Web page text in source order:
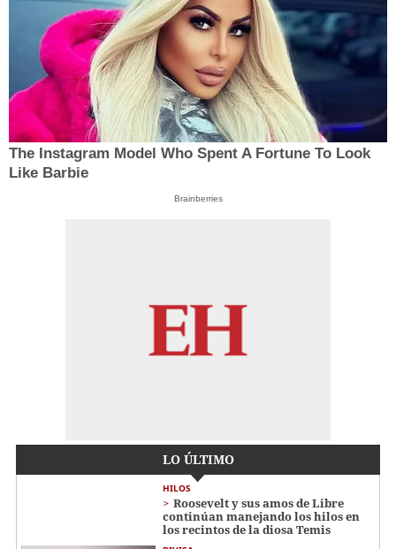
The Instagram Model Who Spent A Fortune To Look
Like Barbie
Brainberries
LO ÚLTIMO
HILOS
Roosevelt y sus amos de Libre
continúan manejando los hilos en
los recintos de la diosa Temis